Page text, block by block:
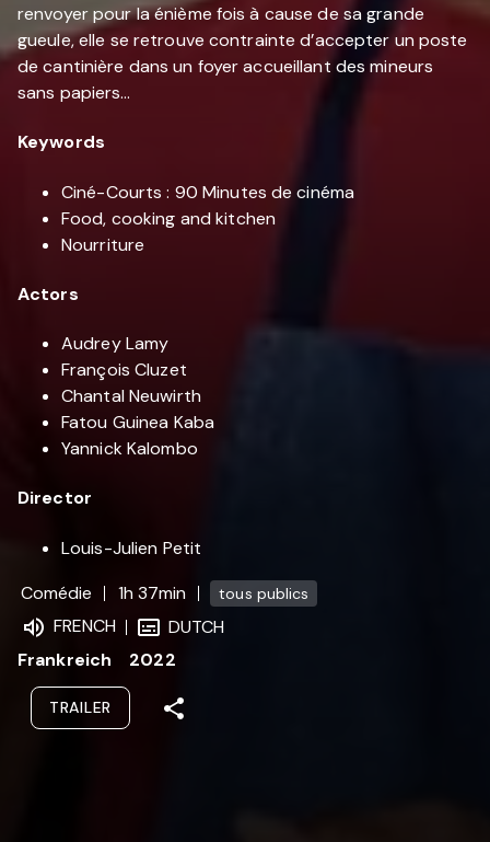
renvoyer pour la énième fois à cause de sa grande
gueule, elle se retrouve contrainte d’accepter un poste
de cantinière dans un foyer accueillant des mineurs
sans papiers…
Keywords
Ciné-Courts : 90 Minutes de cinéma
Food, cooking and kitchen
Nourriture
Actors
Audrey Lamy
François Cluzet
Chantal Neuwirth
Fatou Guinea Kaba
Yannick Kalombo
Director
Louis-Julien Petit
Comédie
1h 37min tous publics
FRENCH
DUTCH
Frankreich
2022
TRAILER